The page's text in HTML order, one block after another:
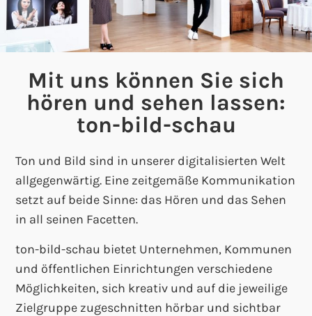
Mit uns können Sie sich
hören und sehen lassen:
ton-bild-schau
Ton und Bild sind in unserer digitalisierten Welt
allgegenwärtig. Eine zeitgemäße Kommunikation
setzt auf beide Sinne: das Hören und das Sehen
in all seinen Facetten.
ton-bild-schau bietet Unternehmen, Kommunen
und öffentlichen Einrichtungen verschiedene
Möglichkeiten, sich kreativ und auf die jeweilige
Zielgruppe zugeschnitten hörbar und sichtbar